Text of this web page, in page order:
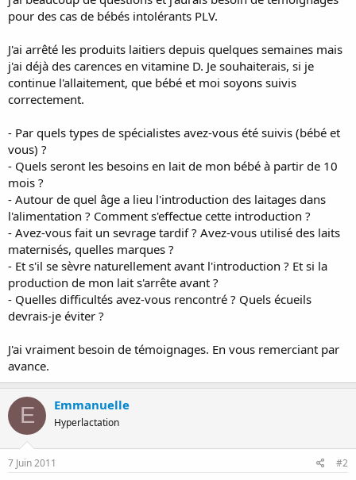
pour des cas de bébés intolérants PLV.
J'ai arrêté les produits laitiers depuis quelques semaines mais
j'ai déjà des carences en vitamine D. Je souhaiterais, si je
continue l'allaitement, que bébé et moi soyons suivis
correctement.
- Par quels types de spécialistes avez-vous été suivis (bébé et
vous) ?
- Quels seront les besoins en lait de mon bébé à partir de 10
mois ?
- Autour de quel âge a lieu l'introduction des laitages dans
l'alimentation ? Comment s'effectue cette introduction ?
- Avez-vous fait un sevrage tardif ? Avez-vous utilisé des laits
maternisés, quelles marques ?
- Et s'il se sèvre naturellement avant l'introduction ? Et si la
production de mon lait s'arrête avant ?
- Quelles difficultés avez-vous rencontré ? Quels écueils
devrais-je éviter ?
J'ai vraiment besoin de témoignages. En vous remerciant par
avance.
E Emmanuelle
Hyperlactation
7 Juin 2011 #2